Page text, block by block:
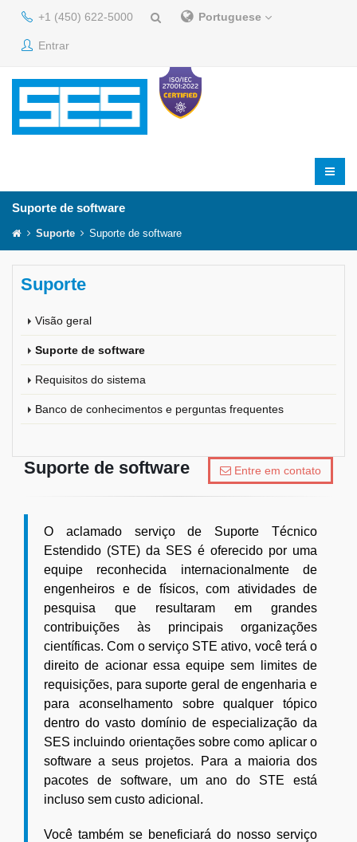
+1 (450) 622-5000 Portuguese
Entrar
Suporte de software
Suporte Suporte de software
Suporte
Visão geral
Suporte de software
Requisitos do sistema
Banco de conhecimentos e perguntas frequentes
Entre em contato
Suporte de software
O aclamado serviço de Suporte Técnico
Estendido (STE) da SES é oferecido por uma
equipe reconhecida internacionalmente de
engenheiros e de físicos, com atividades de
pesquisa que resultaram em grandes
contribuições às principais organizações
científicas. Com o serviço STE ativo, você terá o
direito de acionar essa equipe sem limites de
requisições, para suporte geral de engenharia e
para aconselhamento sobre qualquer tópico
dentro do vasto domínio de especialização da
SES incluindo orientações sobre como aplicar o
software a seus projetos. Para a maioria dos
pacotes de software, um ano do STE está
incluso sem custo adicional.
Você também se beneficiará do nosso serviço